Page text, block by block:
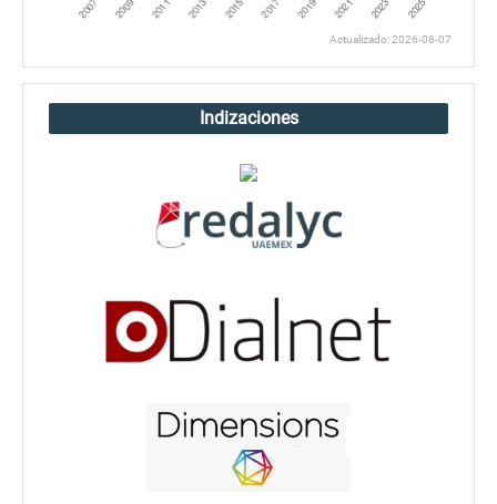
Actualizado: 2026-08-07
Indizaciones